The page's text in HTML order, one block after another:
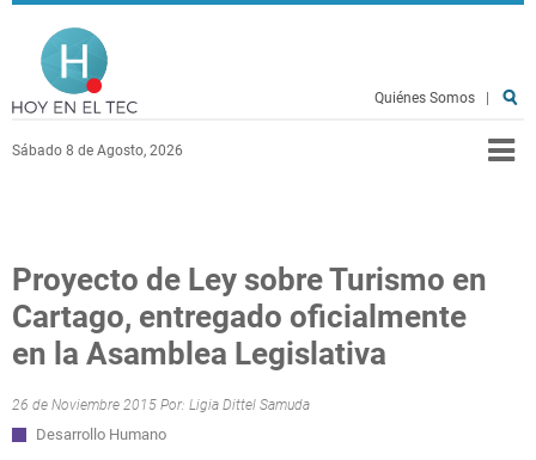
Pasar al contenido principal
Sábado 8 de Agosto, 2026
Quiénes Somos
Proyecto de Ley sobre Turismo en
Cartago, entregado oficialmente
en la Asamblea Legislativa
26 de Noviembre 2015 Por: Ligia Dittel Samuda
Desarrollo Humano